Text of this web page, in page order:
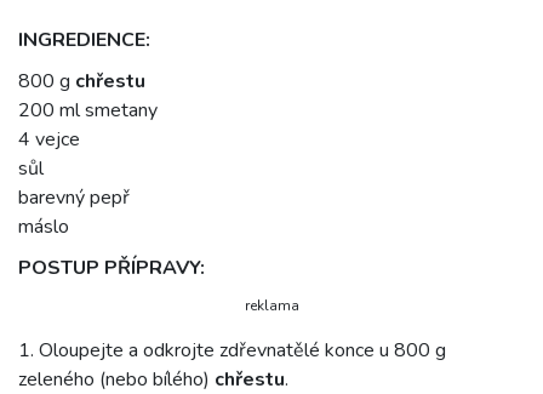
INGREDIENCE:
800 g chřestu
200 ml smetany
4 vejce
sůl
barevný pepř
máslo
POSTUP PŘÍPRAVY:
reklama
1. Oloupejte a odkrojte zdřevnatělé konce u 800 g
zeleného (nebo bílého) chřestu.